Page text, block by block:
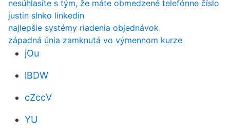
nesúhlasíte s tým, že máte obmedzené telefónne číslo
justin slnko linkedin
najlepšie systémy riadenia objednávok
západná únia zamknutá vo výmennom kurze
jOu
lBDW
cZccV
YU